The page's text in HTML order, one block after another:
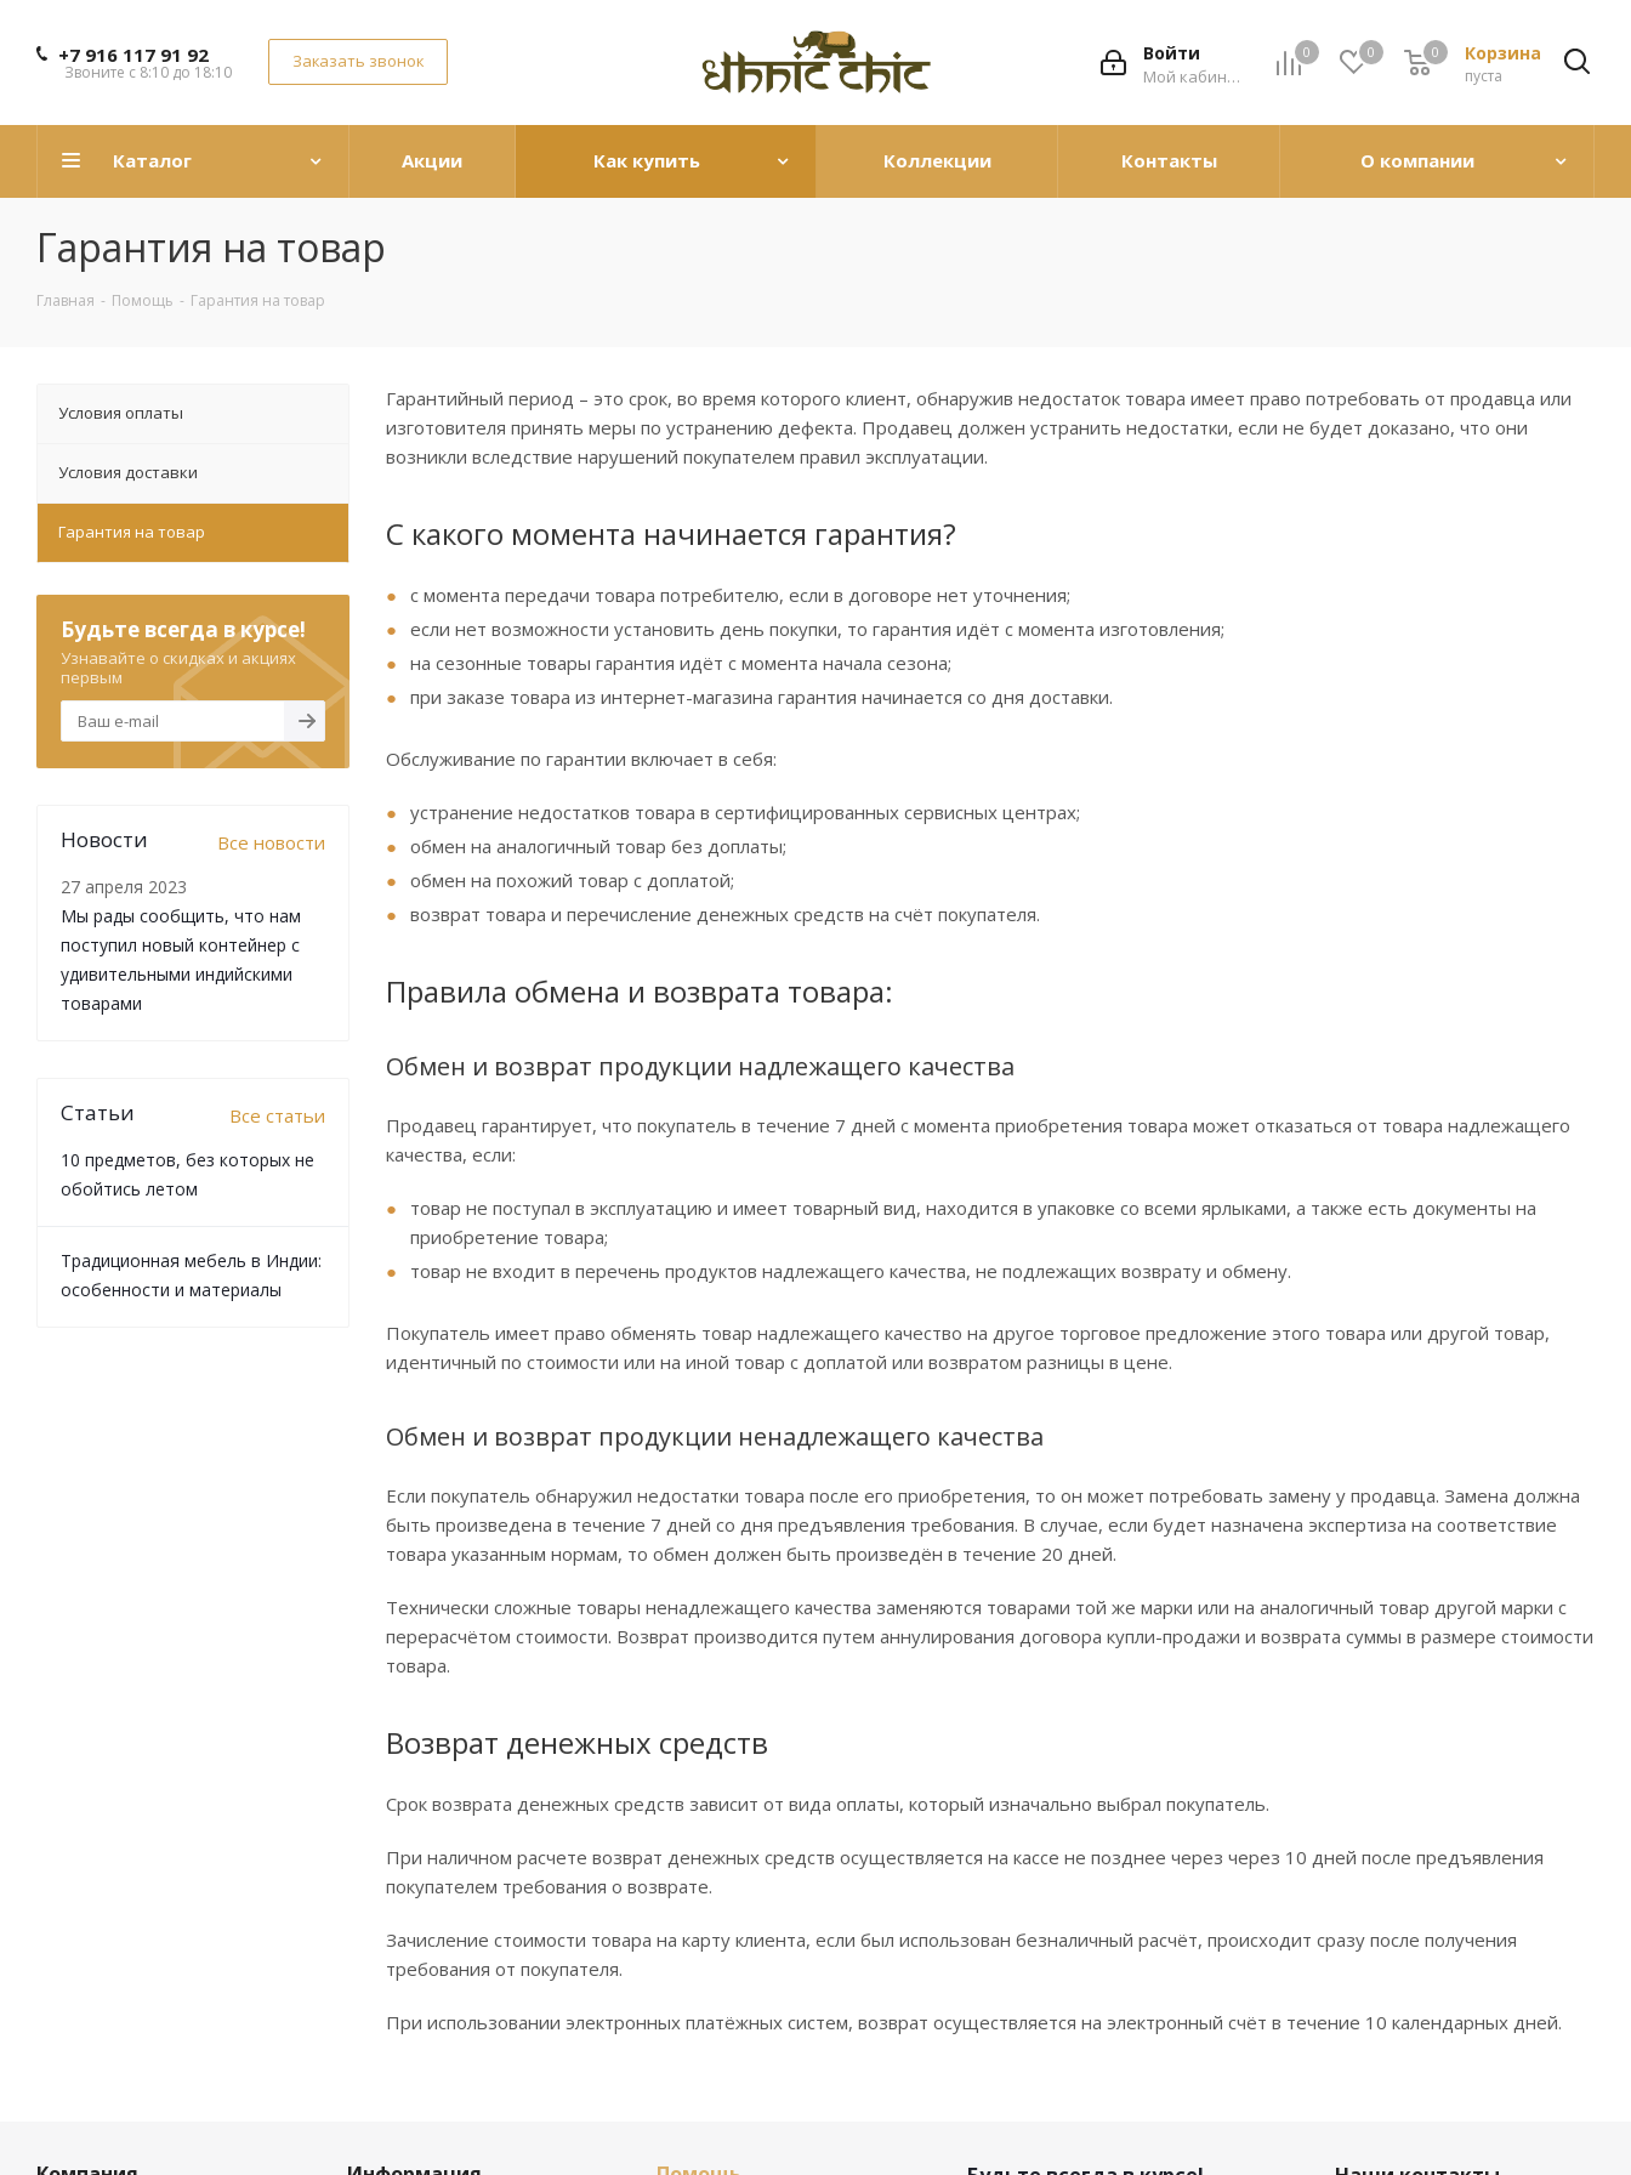
+7 916 117 91 92
Звоните с 8:10 до 18:10
Заказать звонок 0 0 Корзина
0
пуста
0
Войти
Мой кабинет
Каталог Акции Как купить Коллекции Контакты О компании
Гарантия на товар
Главная - Помощь - Гарантия на товар
Гарантийный период – это срок, во время которого клиент, обнаружив недостаток товара имеет право потребовать от продавца или
изготовителя принять меры по устранению дефекта. Продавец должен устранить недостатки, если не будет доказано, что они
возникли вследствие нарушений покупателем правил эксплуатации.
С какого момента начинается гарантия?
с момента передачи товара потребителю, если в договоре нет уточнения;
если нет возможности установить день покупки, то гарантия идёт с момента изготовления;
на сезонные товары гарантия идёт с момента начала сезона;
при заказе товара из интернет-магазина гарантия начинается со дня доставки.
Обслуживание по гарантии включает в себя:
устранение недостатков товара в сертифицированных сервисных центрах;
обмен на аналогичный товар без доплаты;
обмен на похожий товар с доплатой;
возврат товара и перечисление денежных средств на счёт покупателя.
Правила обмена и возврата товара:
Обмен и возврат продукции надлежащего качества
Продавец гарантирует, что покупатель в течение 7 дней с момента приобретения товара может отказаться от товара надлежащего
качества, если:
товар не поступал в эксплуатацию и имеет товарный вид, находится в упаковке со всеми ярлыками, а также есть документы на
приобретение товара;
товар не входит в перечень продуктов надлежащего качества, не подлежащих возврату и обмену.
Покупатель имеет право обменять товар надлежащего качество на другое торговое предложение этого товара или другой товар,
идентичный по стоимости или на иной товар с доплатой или возвратом разницы в цене.
Обмен и возврат продукции ненадлежащего качества
Если покупатель обнаружил недостатки товара после его приобретения, то он может потребовать замену у продавца. Замена должна
быть произведена в течение 7 дней со дня предъявления требования. В случае, если будет назначена экспертиза на соответствие
товара указанным нормам, то обмен должен быть произведён в течение 20 дней.
Технически сложные товары ненадлежащего качества заменяются товарами той же марки или на аналогичный товар другой марки с
перерасчётом стоимости. Возврат производится путем аннулирования договора купли-продажи и возврата суммы в размере стоимости
товара.
Возврат денежных средств
Срок возврата денежных средств зависит от вида оплаты, который изначально выбрал покупатель.
При наличном расчете возврат денежных средств осуществляется на кассе не позднее через через 10 дней после предъявления
покупателем требования о возврате.
Зачисление стоимости товара на карту клиента, если был использован безналичный расчёт, происходит сразу после получения
требования от покупателя.
При использовании электронных платёжных систем, возврат осуществляется на электронный счёт в течение 10 календарных дней.
Условия оплаты
Условия доставки
Гарантия на товар
Будьте всегда в курсе!
Узнавайте о скидках и акциях
первым
Новости Все новости
27 апреля 2023
Мы рады сообщить, что нам
поступил новый контейнер с
удивительными индийскими
товарами
Статьи Все статьи
10 предметов, без которых не
обойтись летом
Традиционная мебель в Индии:
особенности и материалы